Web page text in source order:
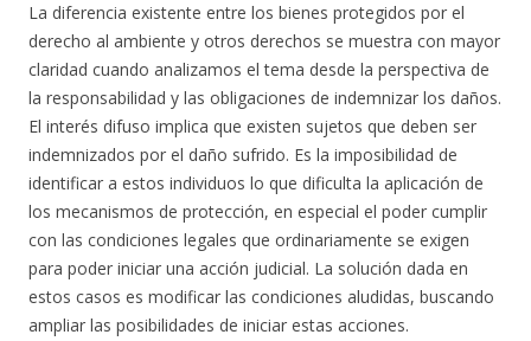
La diferencia existente entre los bienes protegidos por el
derecho al ambiente y otros derechos se muestra con mayor
claridad cuando analizamos el tema desde la perspectiva de
la responsabilidad y las obligaciones de indemnizar los daños.
El interés difuso implica que existen sujetos que deben ser
indemnizados por el daño sufrido. Es la imposibilidad de
identificar a estos individuos lo que dificulta la aplicación de
los mecanismos de protección, en especial el poder cumplir
con las condiciones legales que ordinariamente se exigen
para poder iniciar una acción judicial. La solución dada en
estos casos es modificar las condiciones aludidas, buscando
ampliar las posibilidades de iniciar estas acciones.